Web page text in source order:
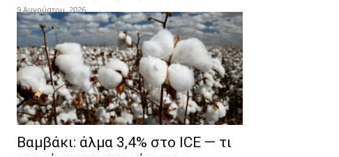
9 Αυγούστου, 2026
Βαμβάκι: άλμα 3,4% στο ICE — τι